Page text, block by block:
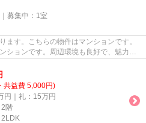
募集中： 1室
ます。こちらの物件はマンションです。
ションです。周辺環境も良好で、魅力的
共益費 5,000円)
円｜礼：15万円
2階
2LDK